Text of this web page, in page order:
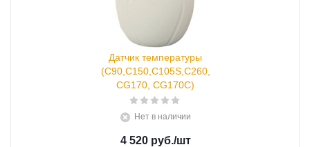
Датчик температуры
(С90,С150,С105S,С260,
CG170, CG170C)
Нет в наличии
4 520 руб./шт